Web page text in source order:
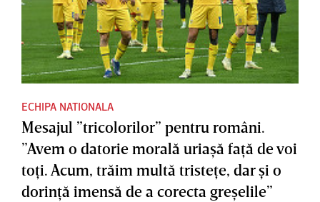
ECHIPA NATIONALA
Mesajul ”tricolorilor” pentru români.
”Avem o datorie morală uriaşă faţă de voi
toţi. Acum, trăim multă tristeţe, dar şi o
dorinţă imensă de a corecta greşelile”